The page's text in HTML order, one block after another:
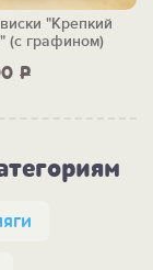
Р
"Крепкий
(с графином)